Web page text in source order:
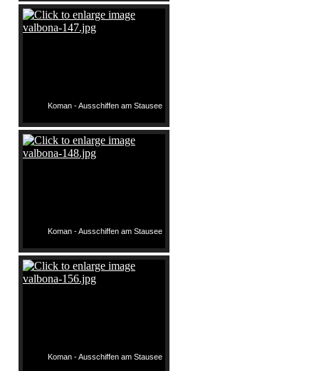
Koman - Ausschiffen am Stausee
Koman - Ausschiffen am Stausee
Koman - Ausschiffen am Stausee